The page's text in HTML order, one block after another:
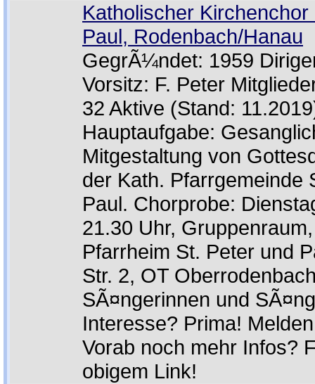
Katholischer
Paul, Rodenbach/Hanau
GegrÃ¼ndet: 1959
Vorsitz: F. Peter
32 Aktive (Stand:
Hauptaufgabe:
Mitgestaltung von
der Kath. Pfarrgemeinde
Paul. Chorprobe:
21.30 Uhr,
Pfarrheim St. Peter und
Str. 2, OT
SÃ¤ngerinnen und
Interesse? Prima!
Vorab noch mehr Infos?
obigem Link!